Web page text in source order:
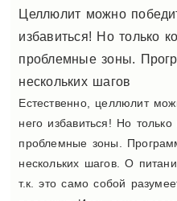
Целлюлит можно
избавиться! Но только
проблемные зоны.
нескольких шагов
Естественно, целлюлит
него избавиться! Но
проблемные зоны.
нескольких шагов. О
т.к. это само собой